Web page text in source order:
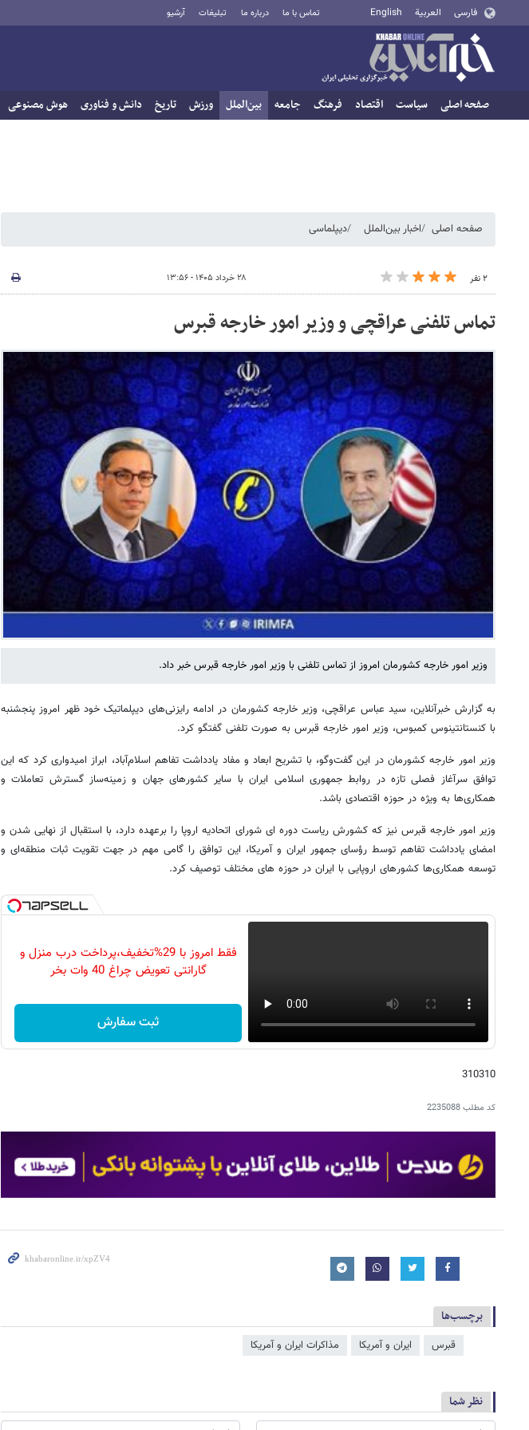
فارسی العربية English تماس با ما درباره ما تبلیغات آرشیو
صفحه اصلی سیاست اقتصاد فرهنگ جامعه بین‌الملل ورزش تاریخ دانش و فناوری هوش مصنوعی
صفحه اصلی اخبار بین‌الملل دیپلماسی
۲ نفر ۲۸ خرداد ۱۴۰۵ - ۱۳:۵۶
تماس تلفنی عراقچی و وزیر امور خارجه قبرس
وزیر امور خارجه کشورمان امروز از تماس تلفنی با وزیر امور خارجه قبرس خبر داد.
به گزارش خبرآنلاین، سید عباس عراقچی، وزیر خارجه کشورمان در ادامه رایزنی‌های دیپلماتیک خود ظهر امروز پنجشنبه
با کنستانتینوس کمبوس، وزیر امور خارجه قبرس به صورت تلفنی گفتگو کرد.
وزیر امور خارجه کشورمان در این گفت‌وگو، با تشریح ابعاد و مفاد یادداشت تفاهم اسلام‌آباد، ابراز امیدواری کرد که این
توافق سرآغاز فصلی تازه در روابط جمهوری اسلامی ایران با سایر کشورهای جهان و زمینه‌ساز گسترش تعاملات و
همکاری‌ها به ویژه در حوزه اقتصادی باشد.
وزیر امور خارجه قبرس نیز که کشورش ریاست دوره ای شورای اتحادیه اروپا را برعهده دارد، با استقبال از نهایی شدن و
امضای یادداشت تفاهم توسط رؤسای جمهور ایران و آمریکا، این توافق را گامی مهم در جهت تقویت ثبات منطقه‌ای و
توسعه همکاری‌ها کشورهای اروپایی با ایران در حوزه های مختلف توصیف کرد.
فقط امروز با 29%تخفیف،پرداخت درب منزل و
گارانتی تعویض چراغ 40 وات بخر
ثبت سفارش
310310
کد مطلب2235088
برچسب‌ها
قبرس ایران و آمریکا مذاکرات ایران و آمریکا
نظر شما